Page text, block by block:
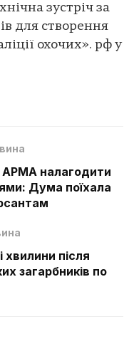
зустріч за
для створення
охочих». рф у
АРМА налагодити
Дума поїхала
хвилини після
загарбників по